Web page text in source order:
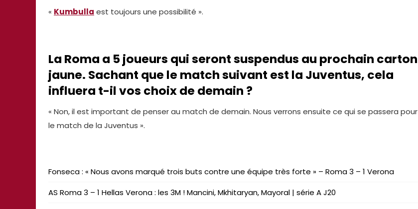
« Kumbulla est toujours une possibilité ».
La Roma a 5 joueurs qui seront suspendus au prochain carton
jaune. Sachant que le match suivant est la Juventus, cela
influera t-il vos choix de demain ?
« Non, il est important de penser au match de demain. Nous verrons ensuite ce qui se passera pour
le match de la Juventus ».
Fonseca : « Nous avons marqué trois buts contre une équipe très forte » – Roma 3 – 1 Verona
AS Roma 3 – 1 Hellas Verona : les 3M ! Mancini, Mkhitaryan, Mayoral | série A J20